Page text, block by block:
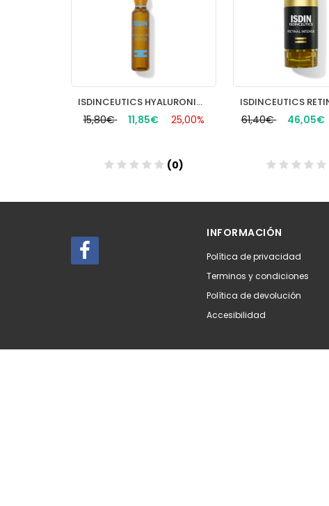
ISDINCEUTICS HYALURONIC 10 AMP
15,80€ 11,85€ 25,00%
(0)
61,40€ 46,05€
INFORMACIÓN
Política de privacidad
Terminos y condiciones
Política de devolución
Accesibilidad